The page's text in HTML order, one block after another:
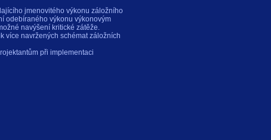
jmenovitého výkonu záložního
odebíraného výkonu výkonovým
navýšení kritické zátěže.
více navržených schémat záložních
při implementaci